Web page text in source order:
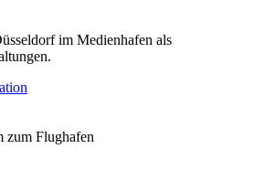
im Medienhafen als
zum Flughafen